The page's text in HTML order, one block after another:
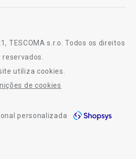
TESCOMA s.r.o. Todos os direitos
reservados.
utiliza cookies.
de cookies
personalizada